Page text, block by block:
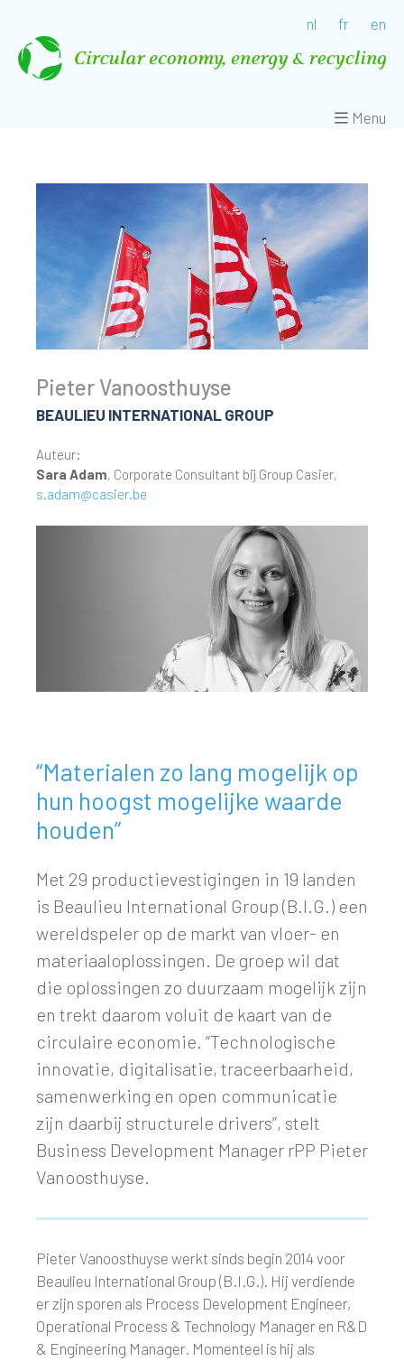
nl fr en
Menu
Pieter Vanoosthuyse
BEAULIEU INTERNATIONAL GROUP
Auteur:
Sara Adam, Corporate Consultant bij Group Casier,
s.adam@casier.be
“Materialen zo lang mogelijk op
hun hoogst mogelijke waarde
houden”
Met 29 productievestigingen in 19 landen
is Beaulieu International Group (B.I.G.) een
wereldspeler op de markt van vloer- en
materiaaloplossingen. De groep wil dat
die oplossingen zo duurzaam mogelijk zijn
en trekt daarom voluit de kaart van de
circulaire economie. “Technologische
innovatie, digitalisatie, traceerbaarheid,
samenwerking en open communicatie
zijn daarbij structurele drivers”, stelt
Business Development Manager rPP Pieter
Vanoosthuyse.
Pieter Vanoosthuyse werkt sinds begin 2014 voor
Beaulieu International Group (B.I.G.). Hij verdiende
er zijn sporen als Process Development Engineer,
Operational Process & Technology Manager en R&D
& Engineering Manager. Momenteel is hij als